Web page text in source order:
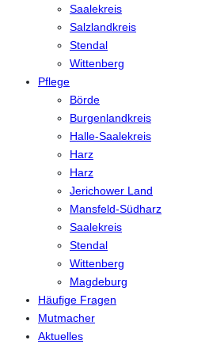
Saalekreis
Salzlandkreis
Stendal
Wittenberg
Pflege
Börde
Burgenlandkreis
Halle-Saalekreis
Harz
Harz
Jerichower Land
Mansfeld-Südharz
Saalekreis
Stendal
Wittenberg
Magdeburg
Häufige Fragen
Mutmacher
Aktuelles